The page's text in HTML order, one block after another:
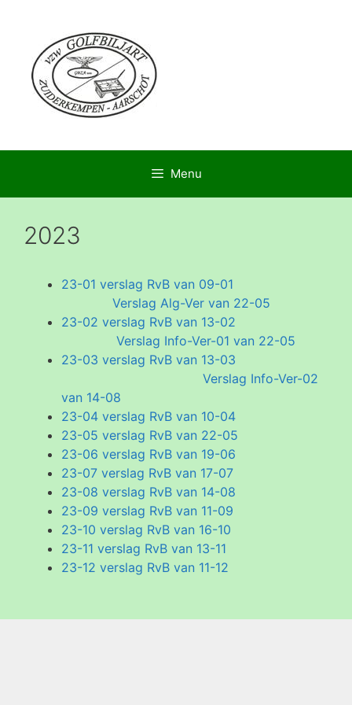
Menu
2023
23-01 verslag RvB van 09-01
Verslag Alg-Ver van 22-05
23-02 verslag RvB van 13-02
Verslag Info-Ver-01 van 22-05
23-03 verslag RvB van 13-03
Verslag Info-Ver-02
van 14-08
23-04 verslag RvB van 10-04
23-05 verslag RvB van 22-05
23-06 verslag RvB van 19-06
23-07 verslag RvB van 17-07
23-08 verslag RvB van 14-08
23-09 verslag RvB van 11-09
23-10 verslag RvB van 16-10
23-11 verslag RvB van 13-11
23-12 verslag RvB van 11-12